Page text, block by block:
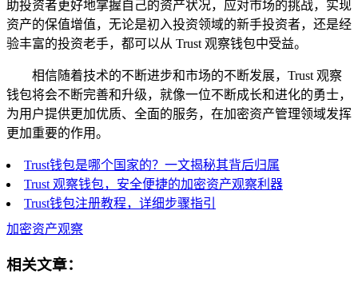
助投资者更好地掌握自己的资产状况，应对市场的挑战，实现
资产的保值增值，无论是初入投资领域的新手投资者，还是经
验丰富的投资老手，都可以从 Trust 观察钱包中受益。
相信随着技术的不断进步和市场的不断发展，Trust 观察
钱包将会不断完善和升级，就像一位不断成长和进化的勇士，
为用户提供更加优质、全面的服务，在加密资产管理领域发挥
更加重要的作用。
Trust钱包是哪个国家的？一文揭秘其背后归属
Trust 观察钱包，安全便捷的加密资产观察利器
Trust钱包注册教程，详细步骤指引
加密资产观察
相关文章：